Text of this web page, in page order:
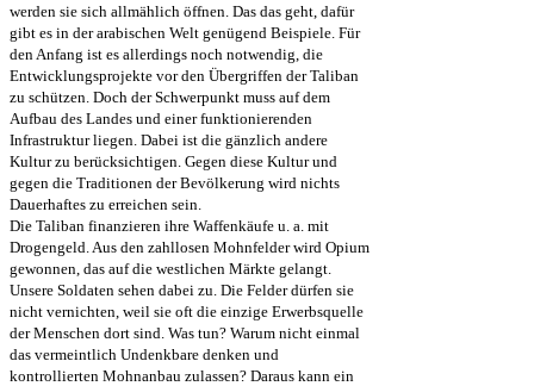
werden sie sich allmählich öffnen. Das das geht, dafür
gibt es in der arabischen Welt genügend Beispiele. Für
den Anfang ist es allerdings noch notwendig, die
Entwicklungsprojekte vor den Übergriffen der Taliban
zu schützen. Doch der Schwerpunkt muss auf dem
Aufbau des Landes und einer funktionierenden
Infrastruktur liegen. Dabei ist die gänzlich andere
Kultur zu berücksichtigen. Gegen diese Kultur und
gegen die Traditionen der Bevölkerung wird nichts
Dauerhaftes zu erreichen sein.
Die Taliban finanzieren ihre Waffenkäufe u. a. mit
Drogengeld. Aus den zahllosen Mohnfelder wird Opium
gewonnen, das auf die westlichen Märkte gelangt.
Unsere Soldaten sehen dabei zu. Die Felder dürfen sie
nicht vernichten, weil sie oft die einzige Erwerbsquelle
der Menschen dort sind. Was tun? Warum nicht einmal
das vermeintlich Undenkbare denken und
kontrollierten Mohnanbau zulassen? Daraus kann ein